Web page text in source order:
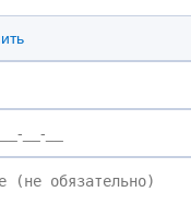
способ связи